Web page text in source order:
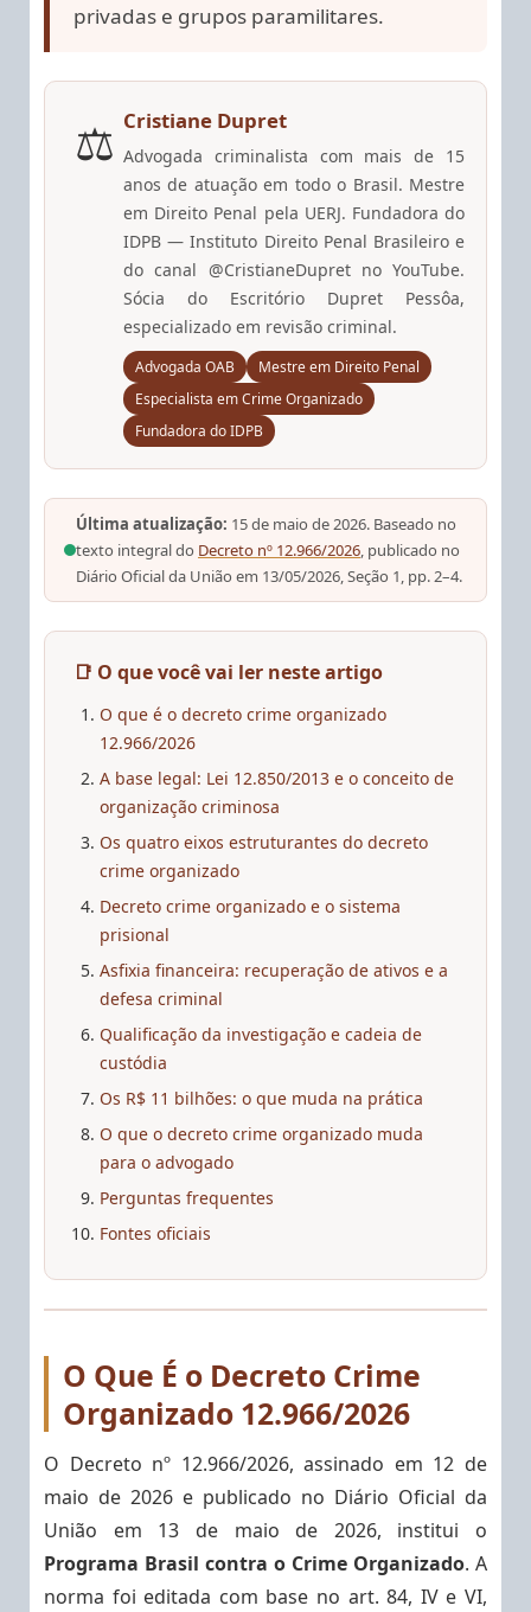
privadas e grupos paramilitares.
⚖️ Cristiane Dupret
Advogada criminalista com mais de 15
anos de atuação em todo o Brasil. Mestre
em Direito Penal pela UERJ. Fundadora do
IDPB — Instituto Direito Penal Brasileiro e
do canal @CristianeDupret no YouTube.
Sócia do Escritório Dupret Pessôa,
especializado em revisão criminal.
Advogada OAB
Mestre em Direito Penal
Especialista em Crime Organizado
Fundadora do IDPB
Última atualização: 15 de maio de 2026. Baseado no
texto integral do Decreto nº 12.966/2026, publicado no
Diário Oficial da União em 13/05/2026, Seção 1, pp. 2–4.
📑 O que você vai ler neste artigo
O que é o decreto crime organizado
12.966/2026
A base legal: Lei 12.850/2013 e o conceito de
organização criminosa
Os quatro eixos estruturantes do decreto
crime organizado
Decreto crime organizado e o sistema
prisional
Asfixia financeira: recuperação de ativos e a
defesa criminal
Qualificação da investigação e cadeia de
custódia
Os R$ 11 bilhões: o que muda na prática
O que o decreto crime organizado muda
para o advogado
Perguntas frequentes
Fontes oficiais
O Que É o Decreto Crime
Organizado 12.966/2026
O Decreto nº 12.966/2026, assinado em 12 de
maio de 2026 e publicado no Diário Oficial da
União em 13 de maio de 2026, institui o
Programa Brasil contra o Crime Organizado. A
norma foi editada com base no art. 84, IV e VI,